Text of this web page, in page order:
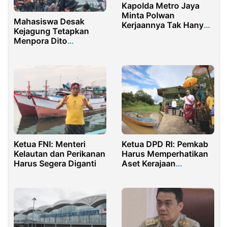
Mahasiswa Desak
Kejagung Tetapkan
Menpora Dito
Kapolda Metro Jaya
Minta Polwan
Kerjaannya Tak Hanya
Ketua FNI: Menteri
Kelautan dan Perikanan
Harus Segera Diganti
Ketua DPD RI: Pemkab
Harus Memperhatikan
Aset Kerajaan